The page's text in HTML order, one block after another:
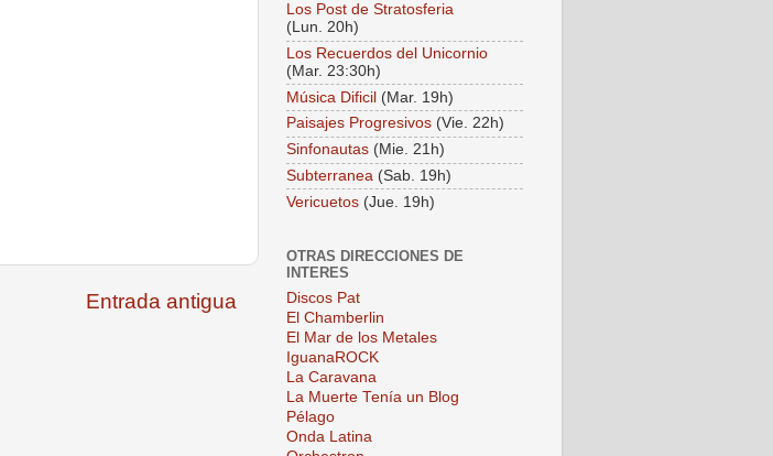
Entrada antigua
Los Post de Stratosferia
(Lun. 20h)
Los Recuerdos del Unicornio
(Mar. 23:30h)
Música Dificil (Mar. 19h)
Paisajes Progresivos (Vie. 22h)
Sinfonautas (Mie. 21h)
Subterranea (Sab. 19h)
Vericuetos (Jue. 19h)
OTRAS DIRECCIONES DE
INTERES
Discos Pat
El Chamberlin
El Mar de los Metales
IguanaROCK
La Caravana
La Muerte Tenía un Blog
Pélago
Onda Latina